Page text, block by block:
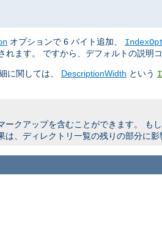
オプションで 6 バイト追加、
れます。 ですから、デフォルトの説明
に関しては、 DescriptionWidth という
クアップを含むことができます。 も
、ディレクトリ一覧の残りの部分に影